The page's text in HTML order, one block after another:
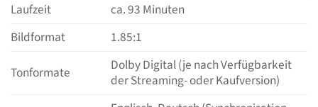
Laufzeit
ca. 93 Minuten
Bildformat
1.85:1
Tonformate
Dolby Digital (je nach Verfügbarkeit
der Streaming- oder Kaufversion)